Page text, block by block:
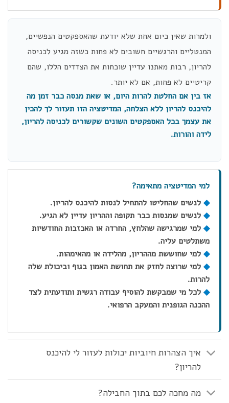
ולמרות שאין כיום אחת שלא יודעת שהאספקטים הנפשיים,
המנטליים והרגשיים חשובים לא פחות כשזה מגיע לכניסה
להריון, רבות מאתנו עדיין שוכחות את הצדדים הללו, שהם
קריטיים לא פחות, אם לא יותר.
אז בין אם החלטת להרות היום, או שאת מנסה כבר זמן מה
להיכנס להריון ללא הצלחה, המדיטציה הזו תעזור לך להכין
את עצמך בכל האספקטים השונים שקשורים לכניסה להריון,
לידה והורות.
למי המדיטציה מתאימה?
◆ לנשים שהחליטו להתחיל לנסות להיכנס להריון.
◆ לנשים שמנסות כבר תקופה וההריון עדיין לא הגיע.
◆למי שמרגישה שהלחץ, החרדה או האכזבות החודשיות
משתלטים עליה.
◆ למי שחוששת מההריון, מהלידה או מהאימהות.
◆ למי שרוצה לחזק את תחושת האמון בגוף וביכולת שלה
להרות.
◆ לכל מי שמבקשת להוסיף עבודה רגשית ותודעתית לצד
ההכנה הגופנית והמעקב הרפואי.
איך הצהרות חיוביות יכולות לעזור לי להיכנס
להריון?
מה מחכה לכם בתוך החבילה?